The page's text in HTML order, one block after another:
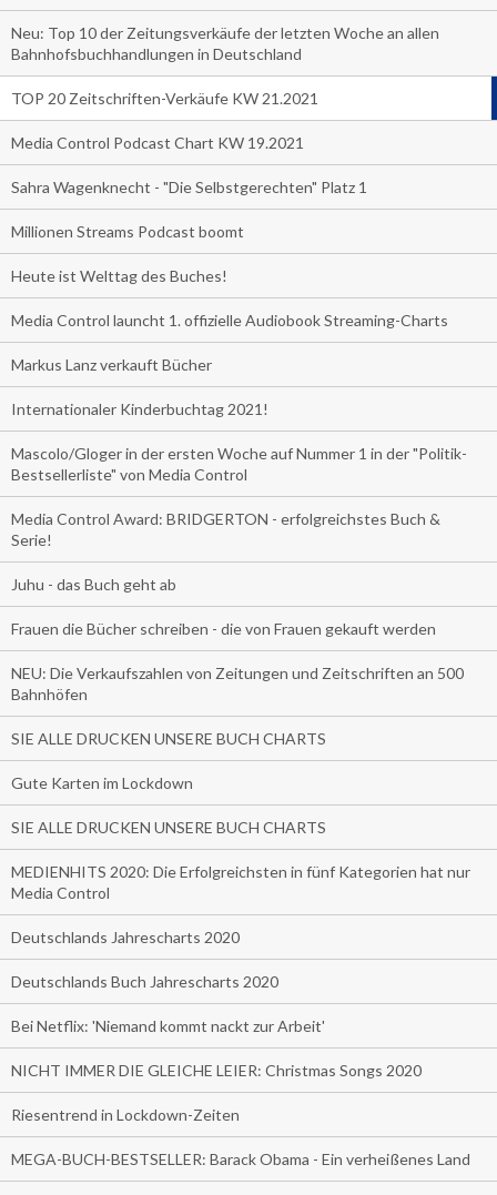
Neu: Top 10 der Zeitungsverkäufe der letzten Woche an allen
Bahnhofsbuchhandlungen in Deutschland
TOP 20 Zeitschriften-Verkäufe KW 21.2021
Media Control Podcast Chart KW 19.2021
Sahra Wagenknecht - "Die Selbstgerechten" Platz 1
Millionen Streams Podcast boomt
Heute ist Welttag des Buches!
Media Control launcht 1. offizielle Audiobook Streaming-Charts
Markus Lanz verkauft Bücher
Internationaler Kinderbuchtag 2021!
Mascolo/Gloger in der ersten Woche auf Nummer 1 in der "Politik-
Bestsellerliste" von Media Control
Media Control Award: BRIDGERTON - erfolgreichstes Buch &
Serie!
Juhu - das Buch geht ab
Frauen die Bücher schreiben - die von Frauen gekauft werden
NEU: Die Verkaufszahlen von Zeitungen und Zeitschriften an 500
Bahnhöfen
SIE ALLE DRUCKEN UNSERE BUCH CHARTS
Gute Karten im Lockdown
SIE ALLE DRUCKEN UNSERE BUCH CHARTS
MEDIENHITS 2020: Die Erfolgreichsten in fünf Kategorien hat nur
Media Control
Deutschlands Jahrescharts 2020
Deutschlands Buch Jahrescharts 2020
Bei Netflix: 'Niemand kommt nackt zur Arbeit'
NICHT IMMER DIE GLEICHE LEIER: Christmas Songs 2020
Riesentrend in Lockdown-Zeiten
MEGA-BUCH-BESTSELLER: Barack Obama - Ein verheißenes Land